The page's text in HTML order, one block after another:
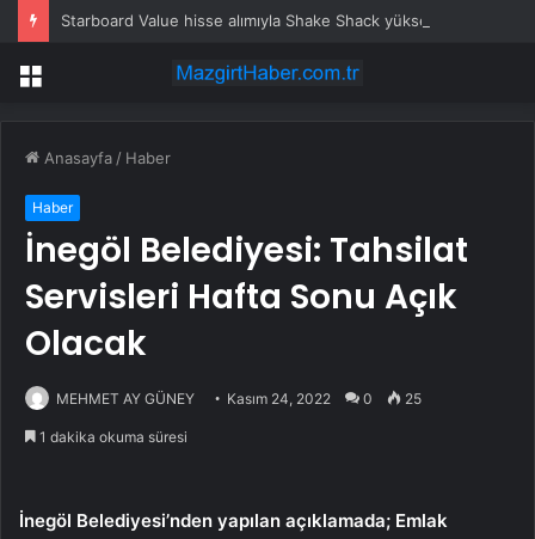
Starboard Value hisse alımıyla Shake Shack yükseldi
Menü
Anasayfa / Haber
Haber
İnegöl Belediyesi: Tahsilat
Servisleri Hafta Sonu Açık
Olacak
MEHMET AY GÜNEY Kasım 24, 2022 0 25
1 dakika okuma süresi
İnegöl Belediyesi’nden yapılan açıklamada; Emlak